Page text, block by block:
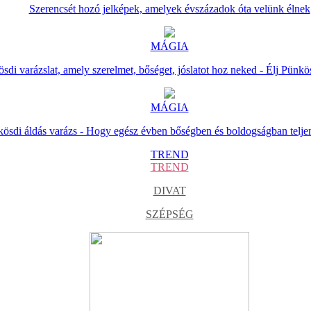
Szerencsét hozó jelképek, amelyek évszázadok óta velünk élnek
MÁGIA
varázslat, amely szerelmet, bőséget, jóslatot hoz neked - Élj
MÁGIA
áldás varázs - Hogy egész évben bőségben és boldogságban
TREND
TREND
DIVAT
SZÉPSÉG